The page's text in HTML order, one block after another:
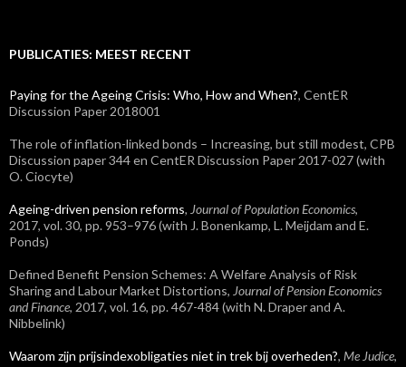
PUBLICATIES: MEEST RECENT
Paying for the Ageing Crisis: Who, How and When?, CentER
Discussion Paper 2018001
The role of inflation-linked bonds – Increasing, but still modest, CPB
Discussion paper 344 en CentER Discussion Paper 2017-027 (with
O. Ciocyte)
Ageing-driven pension reforms, Journal of Population Economics,
2017, vol. 30, pp. 953–976 (with J. Bonenkamp, L. Meijdam and E.
Ponds)
Defined Benefit Pension Schemes: A Welfare Analysis of Risk
Sharing and Labour Market Distortions, Journal of Pension Economics
and Finance, 2017, vol. 16, pp. 467-484 (with N. Draper and A.
Nibbelink)
Waarom zijn prijsindexobligaties niet in trek bij overheden?, Me Judice,